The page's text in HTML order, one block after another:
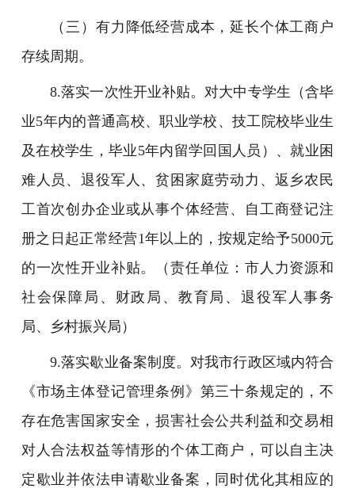
（三）有力降低经营成本，延长个体工商户
存续周期。
8.落实一次性开业补贴。对大中专学生（含毕
业5年内的普通高校、职业学校、技工院校毕业生
及在校学生，毕业5年内留学回国人员）、就业困
难人员、退役军人、贫困家庭劳动力、返乡农民
工首次创办企业或从事个体经营、自工商登记注
册之日起正常经营1年以上的，按规定给予5000元
的一次性开业补贴。（责任单位：市人力资源和
社会保障局、财政局、教育局、退役军人事务
局、乡村振兴局）
9.落实歇业备案制度。对我市行政区域内符合
《市场主体登记管理条例》第三十条规定的，不
存在危害国家安全，损害社会公共利益和交易相
对人合法权益等情形的个体工商户，可以自主决
定歇业并依法申请歇业备案，同时优化其相应的